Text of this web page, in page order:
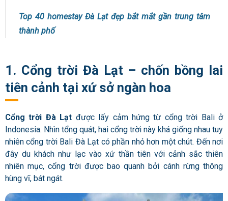
Top 40 homestay Đà Lạt đẹp bắt mắt gần trung tâm
thành phố
1. Cổng trời Đà Lạt – chốn bồng lai
tiên cảnh tại xứ sở ngàn hoa
Cổng trời Đà Lạt được lấy cảm hứng từ cổng trời Bali ở
Indonesia. Nhìn tổng quát, hai cổng trời này khá giống nhau tuy
nhiên cổng trời Bali Đà Lạt có phần nhỏ hơn một chút. Đến nơi
đây du khách như lạc vào xứ thần tiên với cảnh sắc thiên
nhiên mục, cổng trời được bao quanh bởi cánh rừng thông
hùng vĩ, bát ngát.